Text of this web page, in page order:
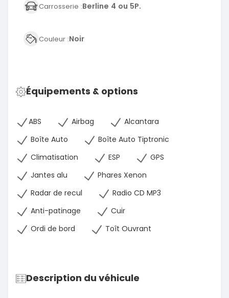
Carrosserie :Berline 4 ou 5P.
Couleur :Noir
Équipements & options
ABS Airbag
Alcantara
Boîte Auto
Boîte Auto Tiptronic
Climatisation
ESP
GPS
Jantes alu
Phares Xenon
Radar de recul
Radio CD MP3
Anti-patinage
Cuir
Ordi de bord
Toît Ouvrant
Description du véhicule